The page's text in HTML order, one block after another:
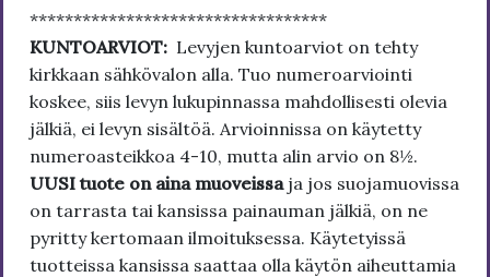
**********************************
KUNTOARVIOT: Levyjen kuntoarviot on tehty
kirkkaan sähkövalon alla. Tuo numeroarviointi
koskee, siis levyn lukupinnassa mahdollisesti olevia
jälkiä, ei levyn sisältöä. Arvioinnissa on käytetty
numeroasteikkoa 4-10, mutta alin arvio on 8½.
UUSI tuote on aina muoveissa ja jos suojamuovissa
on tarrasta tai kansissa painauman jälkiä, on ne
pyritty kertomaan ilmoituksessa. Käytetyissä
tuotteissa kansissa saattaa olla käytön aiheuttamia